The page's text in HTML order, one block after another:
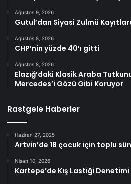
Ağustos 9, 2026
Gutul’dan Siyasi Zulmü
Ağustos 8, 2026
CHP’nin yüzde 40’ı gitti
Ağustos 8, 2026
Elazığ’daki Klasik Araba
Mercedes’i Gözü Gibi Koruyor
Rastgele Haberler
Haziran 27, 2025
Artvin’de 18 çocuk için toplu
Nisan 10, 2026
Kartepe’de Kış Lastiği Denetimi